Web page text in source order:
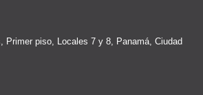
Primer piso, Locales 7 y 8, Panamá, Ciudad